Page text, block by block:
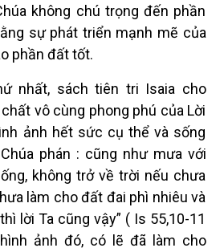
không chú trọng đến phần
sự phát triển mạnh mẽ của
phần đất tốt.
nhất, sách tiên tri Isaia cho
vô cùng phong phú của Lời
ảnh hết sức cụ thể và sống
phán : cũng như mưa với
không trở về trời nếu chưa
làm cho đất đai phì nhiêu và
lời Ta cũng vậy” ( Is 55,10-11
ảnh đó, có lẽ đã làm cho